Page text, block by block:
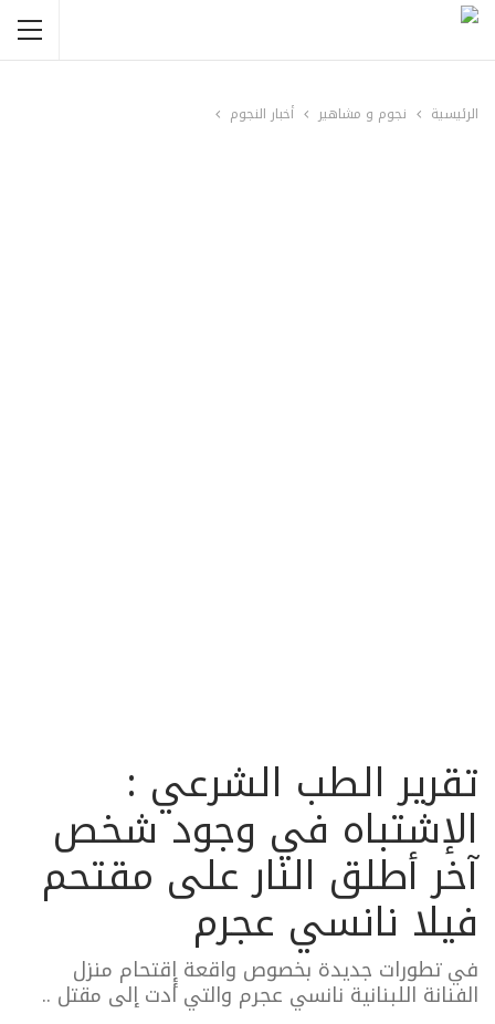
الرئيسية نجوم و مشاهير أخبار النجوم
تقرير الطب الشرعي :
الإشتباه في وجود شخص
آخر أطلق النار على مقتحم
فيلا نانسي عجرم
في تطورات جديدة بخصوص واقعة إقتحام منزل
الفنانة اللبنانية نانسي عجرم والتي أدت إلى مقتل ..